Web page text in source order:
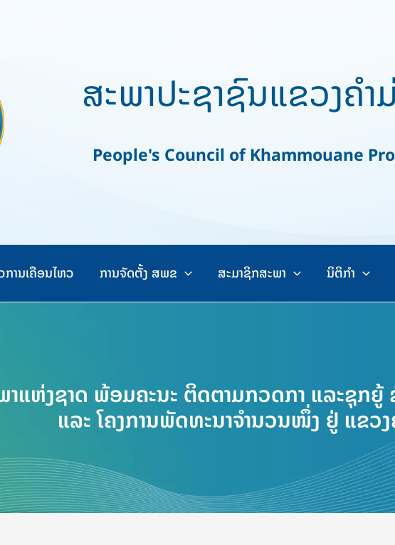
ສະພາປະຊາຊົນແຂວງຄຳ
People's Council of Khammouane
ການເຄືອນໄຫວ ການຈັດຕັ້ງ ສພຂ ສະມາຊິກສະພາ ນິຕິກຳ
າແຫ່ງຊາດ ພ້ອມຄະນະ ຕິດຕາມກວດກາ ແລະຊຸກຍູ້
ແລະ ໂຄງການພັດທະນາຈຳນວນໜຶ່ງ ຢູ່ ແຂວ